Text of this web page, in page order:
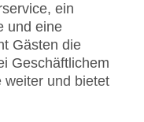
ein
und eine
Gästen die
Geschäftlichem
weiter und bietet